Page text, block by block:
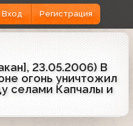
Вход Регистрация
23.05.2006) В
огонь уничтожил
селами Капчалы и